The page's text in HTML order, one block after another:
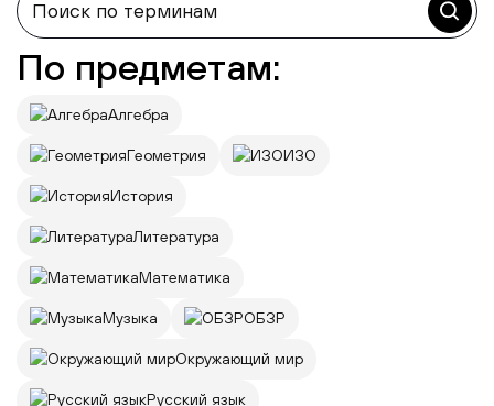
По предметам:
Алгебра
Геометрия ИЗО
История
Литература
Математика
Музыка ОБЗР
Окружающий мир
Русский язык